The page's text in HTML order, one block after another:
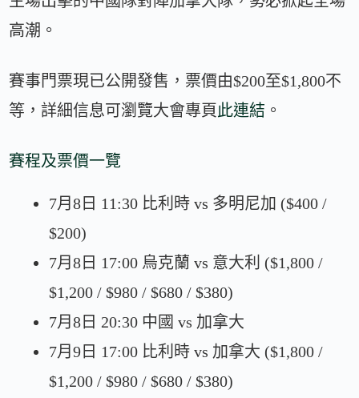
高潮。
賽事門票現已公開發售，票價由$200至$1,800不
等，詳細信息可瀏覽大會專頁此連結 。
賽程及票價一覽
7月8日 11:30 比利時 vs 多明尼加 ($400 /
$200)
7月8日 17:00 烏克蘭 vs 意大利 ($1,800 /
$1,200 / $980 / $680 / $380)
7月8日 20:30 中國 vs 加拿大
7月9日 17:00 比利時 vs 加拿大 ($1,800 /
$1,200 / $980 / $680 / $380)